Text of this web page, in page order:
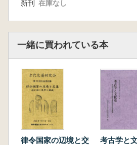
新刊 在庫なし
一緒に買われている本
律令国家の辺境と交
考古学と